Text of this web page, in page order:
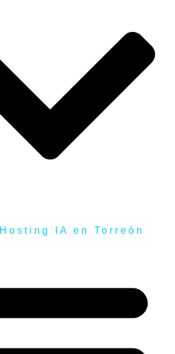
IA en Torreón